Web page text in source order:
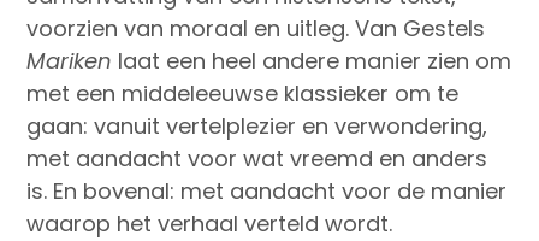
voorzien van moraal en uitleg. Van Gestels
Mariken laat een heel andere manier zien om
met een middeleeuwse klassieker om te
gaan: vanuit vertelplezier en verwondering,
met aandacht voor wat vreemd en anders
is. En bovenal: met aandacht voor de manier
waarop het verhaal verteld wordt.